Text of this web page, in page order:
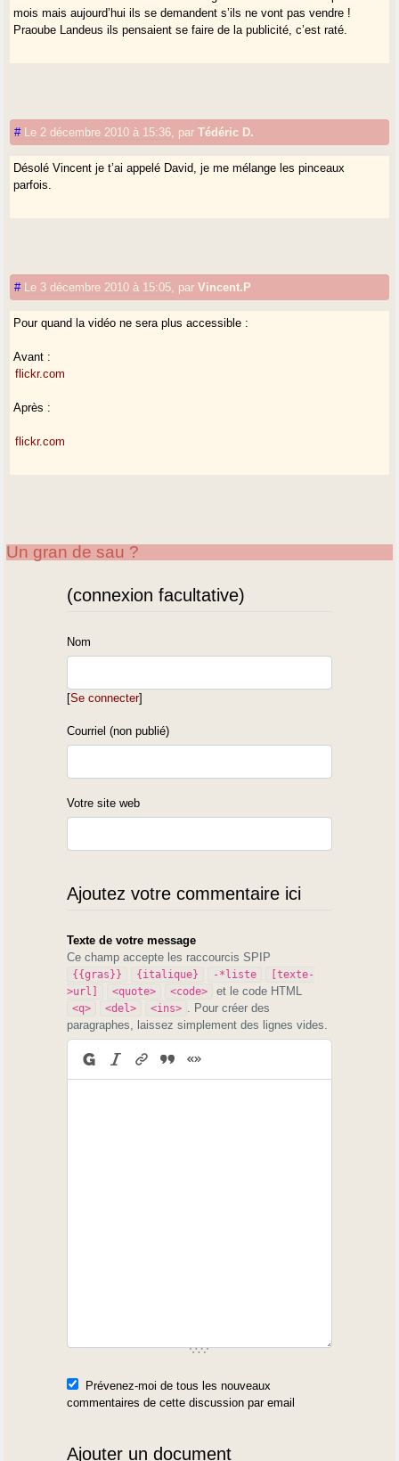
mois mais aujourd’hui ils se demandent s’ils ne vont pas vendre !
Praoube Landeus ils pensaient se faire de la publicité, c’est raté.
# Le 2 décembre 2010 à 15:36 parTédéric D.
Désolé Vincent je t’ai appelé David, je me mélange les pinceaux
parfois.
# Le 3 décembre 2010 à 15:05 parVincent.P
Pour quand la vidéo ne sera plus accessible :
Avant :
flickr.com
Après :
flickr.com
Un gran de sau ?
(connexion facultative)
Nom
[Se connecter]
Courriel (non publié)
Votre site web
Ajoutez votre commentaire ici
Texte de votre message
Ce champ accepte les raccourcis SPIP
{{gras}} {italique} -*liste
[texte-
>url]
<quote> <code> et le code HTML
<q> <del> <ins>
. Pour créer des
paragraphes, laissez simplement des lignes vides.
Prévenez-moi de tous les nouveaux
commentaires de cette discussion par email
Ajouter un document